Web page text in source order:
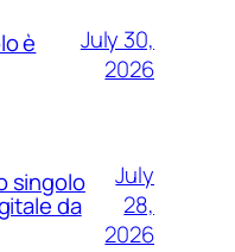
è
July 30,
2026
singolo
da
July
28,
2026